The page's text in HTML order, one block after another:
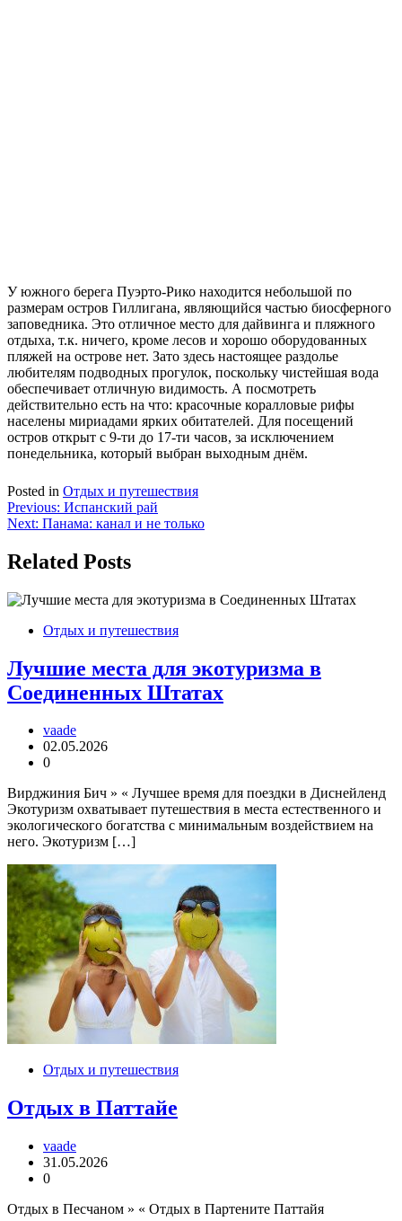
У южного берега Пуэрто-Рико находится небольшой по
размерам остров Гиллигана, являющийся частью биосферного
заповедника. Это отличное место для дайвинга и пляжного
отдыха, т.к. ничего, кроме лесов и хорошо оборудованных
пляжей на острове нет. Зато здесь настоящее раздолье
любителям подводных прогулок, поскольку чистейшая вода
обеспечивает отличную видимость. А посмотреть
действительно есть на что: красочные коралловые рифы
населены мириадами ярких обитателей. Для посещений
остров открыт с 9-ти до 17-ти часов, за исключением
понедельника, который выбран выходным днём.
Posted in Отдых и путешествия
Навигация
по
записям
Previous: Испанский рай
Next: Панама: канал и не только
Related Posts
Отдых и путешествия
Лучшие места для экотуризма в
Соединенных Штатах
vaade
02.05.2026
0
Вирджиния Бич » « Лучшее время для поездки в Диснейленд
Экотуризм охватывает путешествия в места естественного и
экологического богатства с минимальным воздействием на
него. Экотуризм […]
Отдых и путешествия
Отдых в Паттайе
vaade
31.05.2026
0
Отдых в Песчаном » « Отдых в Партените Паттайя